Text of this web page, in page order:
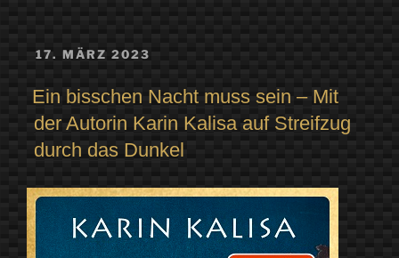
VERÖFFENTLICHT
17. MÄRZ 2023
Ein bisschen Nacht muss sein – Mit
der Autorin Karin Kalisa auf Streifzug
durch das Dunkel